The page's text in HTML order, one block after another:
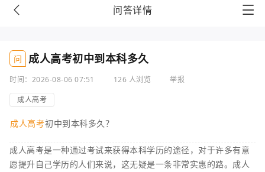
问答详情
问 成人高考初中到本科多久
时间：2026-08-06 07:51 126 人浏览
举报
成人高考
成人高考初中到本科多久？
成人高考是一种通过考试来获得本科学历的途径，对于许多有意
愿提升自己学历的人们来说，这无疑是一条非常实惠的路。成人